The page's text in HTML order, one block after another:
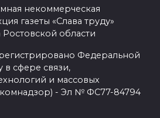
некоммерческая
газеты «Слава труду»
области
Федеральной
в сфере связи,
и массовых
- Эл № ФС77-84794